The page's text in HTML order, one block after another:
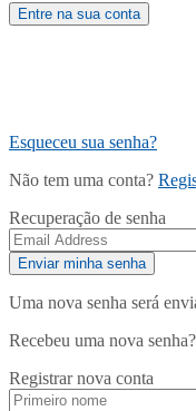
Esqueceu sua senha?
Não tem uma conta?
Recuperação de senha
Uma nova senha será
Recebeu uma nova senha?
Registrar nova conta